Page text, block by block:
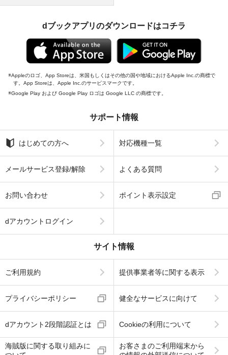
dブックアプリのダウンロードはコチラ
Appleのロゴ、App Storeは、米国もしくはその他の国や地域におけるApple Inc.の商標で
す。App Storeは、Apple Inc.のサービスマークです。
Google Play および Google Play ロゴは Google LLC の商標です。
サポート情報
はじめての方へ 対応機種一覧
メールサービス登録/解除 よくある質問
お問い合わせ ポイント表示設定
dアカウントログイン
サイト情報
ご利用規約 提供事業者等に関する表示
プライバシーポリシー 健全なサービスに向けて
dアカウント2段階認証とは Cookieの利用について
海賊版に関する取り組みに
お客さまのご利用端末から